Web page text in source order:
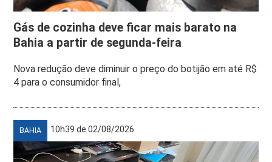
Gás de cozinha deve ficar mais barato na
Bahia a partir de segunda-feira
Nova redução deve diminuir o preço do botijão em até R$
4 para o consumidor final,
BAHIA 10h39 de 02/08/2026